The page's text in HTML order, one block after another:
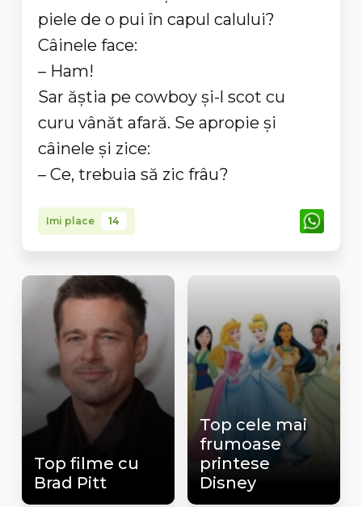
piele de o pui în capul calului?
Câinele face:
– Ham!
Sar ăştia pe cowboy şi-l scot cu
curu vânăt afară. Se apropie şi
câinele şi zice:
– Ce, trebuia să zic frâu?
Imi place 14
Top filme cu
Brad Pitt
Top cele mai
frumoase
printese
Disney